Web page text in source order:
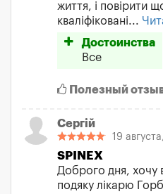
життя, і повірити
кваліфіковані...
Достоинства
Все
Полезный
Сергій
19
SPINEX
Доброго дня,
подяку лікарю